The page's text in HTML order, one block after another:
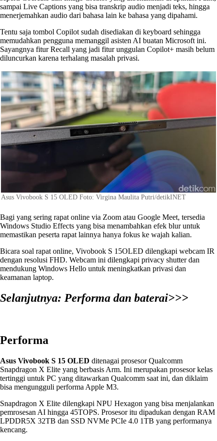
sampai Live Captions yang bisa transkrip audio menjadi teks, hingga
menerjemahkan audio dari bahasa lain ke bahasa yang dipahami.
Tentu saja tombol Copilot sudah disediakan di keyboard sehingga
memudahkan pengguna memanggil asisten AI buatan Microsoft ini.
Sayangnya fitur Recall yang jadi fitur unggulan Copilot+ masih belum
diluncurkan karena terhalang masalah privasi.
Asus Vivobook S 15 OLED Foto: Virgina Maulita Putri/detikINET
Bagi yang sering rapat online via Zoom atau Google Meet, tersedia
Windows Studio Effects yang bisa menambahkan efek blur untuk
memastikan peserta rapat lainnya hanya fokus ke wajah kalian.
Bicara soal rapat online, Vivobook S 15OLED dilengkapi webcam IR
dengan resolusi FHD. Webcam ini dilengkapi privacy shutter dan
mendukung Windows Hello untuk meningkatkan privasi dan
keamanan laptop.
Selanjutnya: Performa dan baterai>>>
Performa
Asus Vivobook S 15 OLED ditenagai prosesor Qualcomm
Snapdragon X Elite yang berbasis Arm. Ini merupakan prosesor kelas
tertinggi untuk PC yang ditawarkan Qualcomm saat ini, dan diklaim
bisa mengungguli performa Apple M3.
Snapdragon X Elite dilengkapi NPU Hexagon yang bisa menjalankan
pemrosesan AI hingga 45TOPS. Prosesor itu dipadukan dengan RAM
LPDDR5X 32TB dan SSD NVMe PCIe 4.0 1TB yang performanya
kencang.